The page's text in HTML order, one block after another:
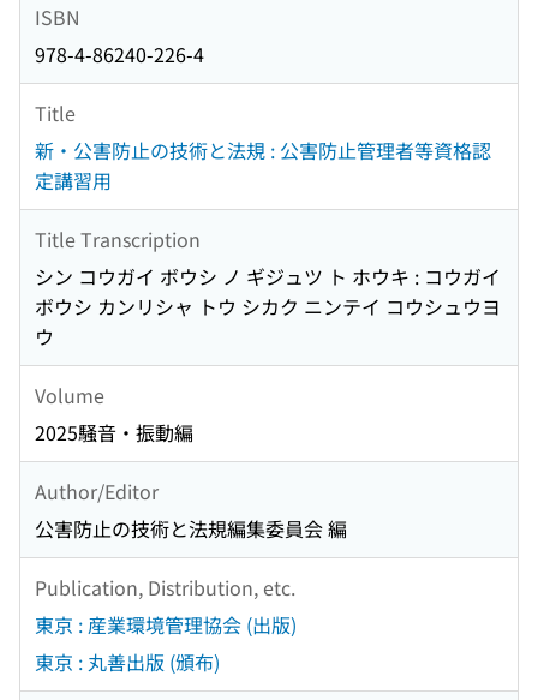
ISBN
978-4-86240-226-4
Title
新・公害防止の技術と法規 : 公害防止管理者等資格認
定講習用
Title Transcription
シン コウガイ ボウシ ノ ギジュツ ト ホウキ : コウガイ
ボウシ カンリシャ トウ シカク ニンテイ コウシュウヨ
ウ
Volume
2025騒音・振動編
Author/Editor
公害防止の技術と法規編集委員会 編
Publication, Distribution, etc.
東京 : 産業環境管理協会 (出版)
東京 : 丸善出版 (頒布)